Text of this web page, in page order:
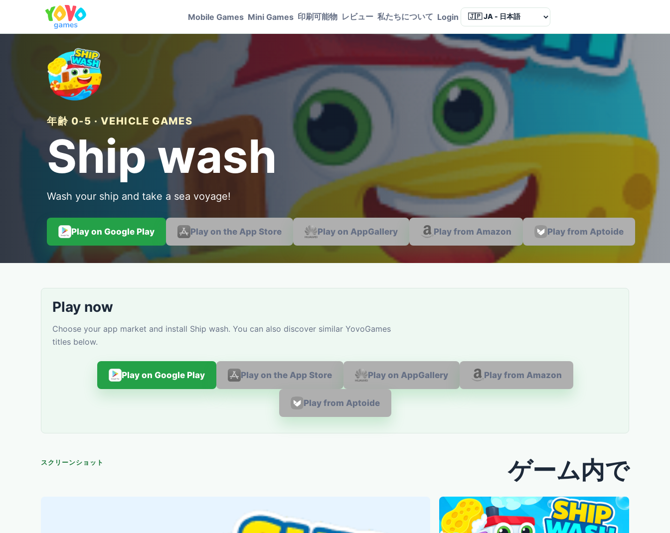
Mobile Games Mini Games 印刷可能物 レビュー 私たちについて Login Language
年齢 0-5 · VEHICLE GAMES
Ship wash
Wash your ship and take a sea voyage!
Play on Google Play Play on the App Store Play on AppGallery Play from Amazon Play from Aptoide
Play now
Choose your app market and install Ship wash. You can also discover similar YovoGames
titles below.
Play on Google Play Play on the App Store Play on AppGallery Play from Amazon
Play from Aptoide
スクリーンショット ゲーム内で